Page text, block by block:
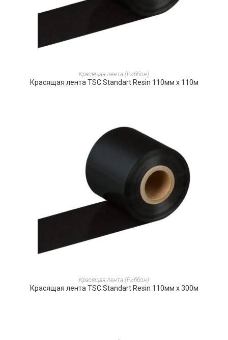
ПОДРОБНЕЕ
Красящая лента (Риббон)
Красящая лента TSC Standart Resin 110мм х 110м
ПОДРОБНЕЕ
Красящая лента (Риббон)
Красящая лента TSC Standart Resin 110мм х 300м